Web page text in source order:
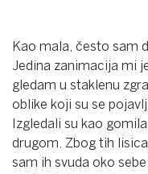
Kao mala, često sam
Jedina zanimacija mi
gledam u staklenu
oblike koji su se
Izgledali su kao
drugom. Zbog tih
sam ih svuda oko